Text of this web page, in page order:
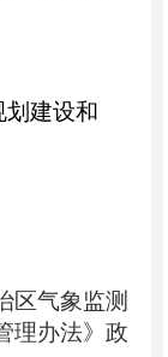
划建设和
气象监
共享，根
区气象监测
理办法》政